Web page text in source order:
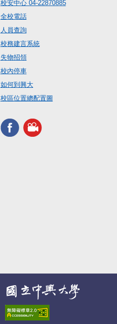
校安中心 04-22870885
全校電話
人員查詢
校務建言系統
失物招領
校內停車
如何到興大
校區位置總配置圖